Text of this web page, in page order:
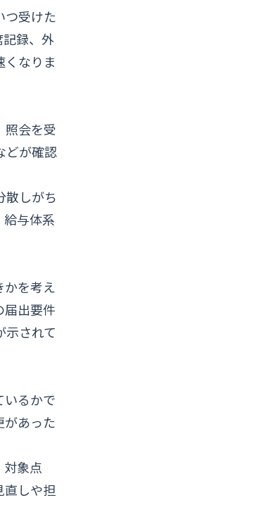
つ受けた
記録、外
くなりま
照会を受
どが確認
散しがち
給与体系
かを考え
届出要件
示されて
いるかで
があった
対象点
直しや担